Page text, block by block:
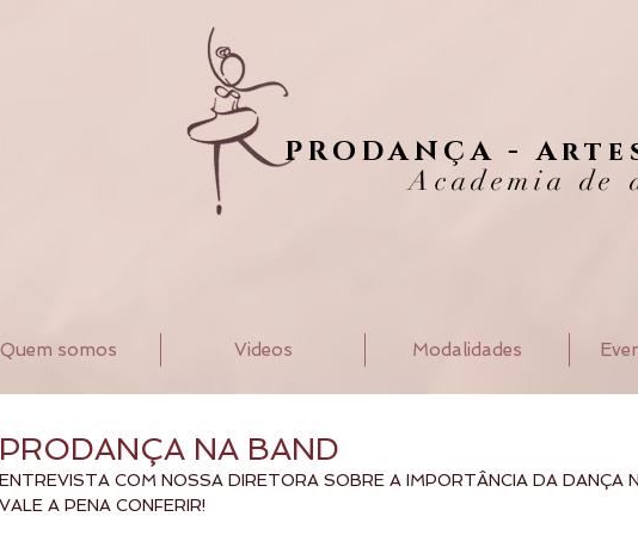
PRODANÇA -
Academia de
Quem somos Videos Modalidades
PRODANÇA NA BAND
ENTREVISTA COM NOSSA DIRETORA SOBRE A IMPORTÂNCIA DA DANÇA
VALE A PENA CONFERIR!